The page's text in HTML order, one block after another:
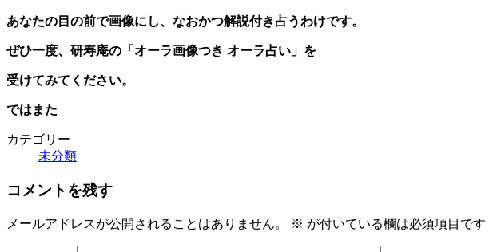
あなたの目の前で画像にし、なおかつ解説付き占うわけです。
ぜひ一度、研寿庵の「オーラ画像つき オーラ占い」を
受けてみてください。
ではまた
カテゴリー
未分類
コメントを残す
メールアドレスが公開されることはありません。 ※ が付いている欄は必須項目です